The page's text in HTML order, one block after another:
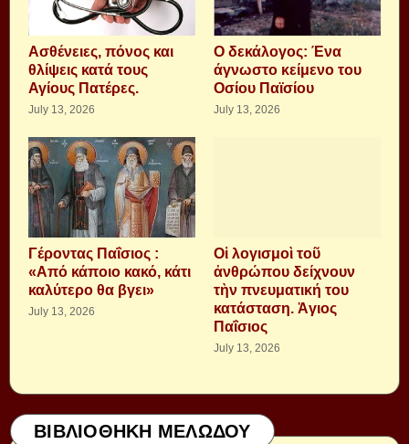
Aσθένειες, πόνος και
θλίψεις κατά τους
Αγίους Πατέρες.
July 13, 2026
Ο δεκάλογος: Ένα
άγνωστο κείμενο του
Οσίου Παϊσίου
July 13, 2026
Γέροντας Παΐσιος :
«Από κάποιο κακό, κάτι
καλύτερο θα βγει»
July 13, 2026
Οἱ λογισμοὶ τοῦ
ἀνθρώπου δείχνουν
τὴν πνευματική του
κατάσταση. Ἁγιος
Παΐσιος
July 13, 2026
ΒΙΒΛΙΟΘΗΚΗ ΜΕΛΩΔΟΥ